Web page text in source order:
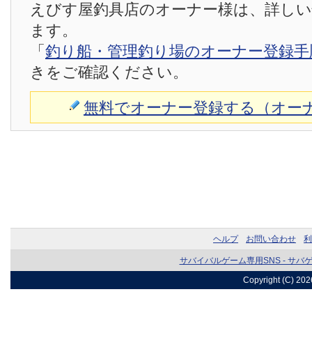
えびす屋釣具店のオーナー様は、詳し
ます。
「 釣り船・管理釣り場のオーナー登録
きをご確認ください。
無料でオーナー登録する（オー
ヘルプ お問い合わせ
サバイバルゲーム専用SNS - サバ
Copyright (C)